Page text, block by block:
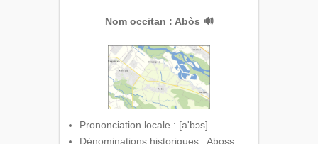
Nom occitan : Abòs 🔊
Prononciation locale : [a'bɔs]
Dénominations historiques : Aboss,